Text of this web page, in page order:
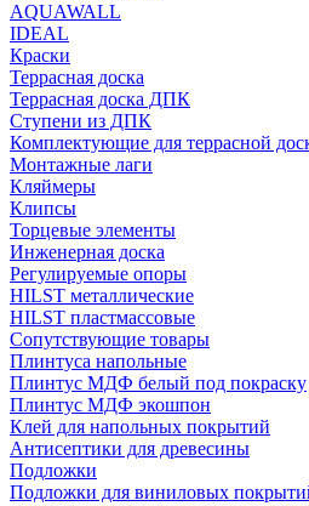
AQUAWALL
IDEAL
Краски
Террасная доска
Террасная доска ДПК
Ступени из ДПК
Комплектующие для террасной
Монтажные лаги
Кляймеры
Клипсы
Торцевые элементы
Инженерная доска
Регулируемые опоры
HILST металлические
HILST пластмассовые
Сопутствующие товары
Плинтуса напольные
Плинтус МДФ белый под покраску
Плинтус МДФ экошпон
Клей для напольных покрытий
Антисептики для древесины
Подложки
Подложки для виниловых